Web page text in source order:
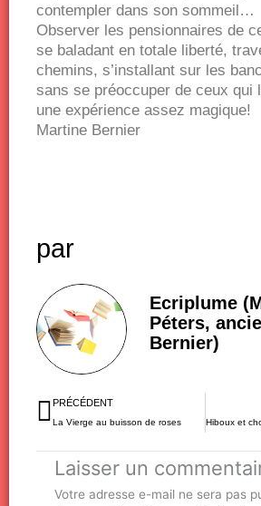
contempler dans son sommeil…
Observer les pensionnaires de
se baladant en totale liberté,
chemins, s’installant sur les
sans se préoccuper de ceux qui
une expérience assez magique!
Martine Bernier
par
Ecriplume
Péters,
Bernier)
Précédent
PRÉCÉDENT
La Vierge au buisson de roses
Laisser un
Votre adresse e-mail ne sera pas